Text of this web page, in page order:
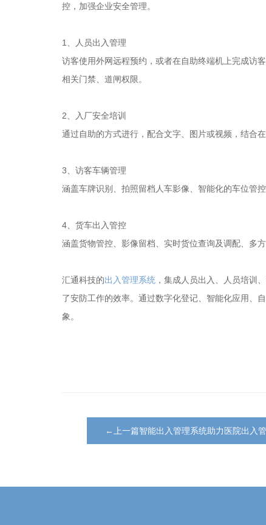
控，加强企业安全管理。
1、人员出入管理
访客使用外网远程预约，或者在自助终端机上完成访
相关门禁、道闸权限。
2、入厂安全培训
通过自助的方式进行，配合文字、图片或视频，结合
3、访客车辆管理
涵盖车牌识别、拍照留档人车影像、智能化的车位管
4、货车出入管控
涵盖货物管控、影像留档、实时货位查询及调配、多方
汇通科技的出入管理系统 ，集成人员出入、人员培训
了安防工作的效率。通过数字化登记、智能化应用、
象。
←上一篇智能出入管理系统助力医院出入